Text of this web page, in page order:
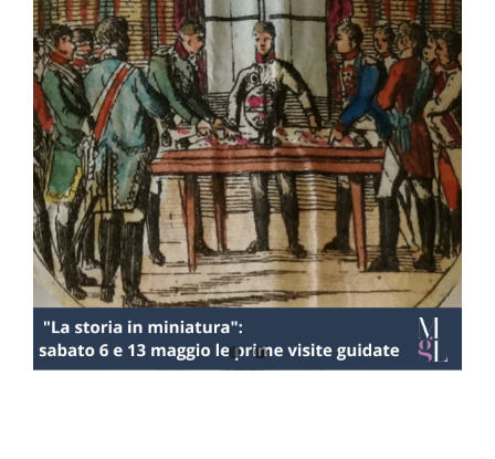
Palazzo di Riserva
Attività
Pubblicazioni
Collezione
Contatti e biglietti